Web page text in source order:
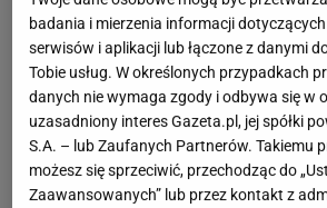
badania i mierzenia informacji
serwisów i aplikacji lub łączone z danymi
Tobie usług. W określonych przypadkach
danych nie wymaga zgody i odbywa się w
uzasadniony interes Gazeta.pl, jej spółki
S.A. – lub Zaufanych Partnerów. Takiemu
możesz się sprzeciwić, przechodząc do
Zaawansowanych” lub przez kontakt z